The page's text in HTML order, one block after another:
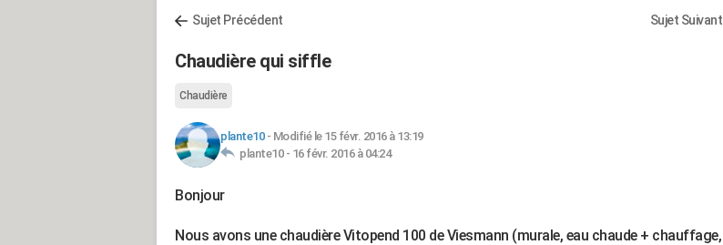
Sujet Précédent Sujet Suivant
Chaudière qui siffle
Chaudière
plante10- Modifié le 15 févr. 2016 à 13:19
plante10 - 16 févr. 2016 à 04:24
Bonjour
Nous avons une chaudière Vitopend 100 de Viesmann (murale, eau chaude + chauffage,